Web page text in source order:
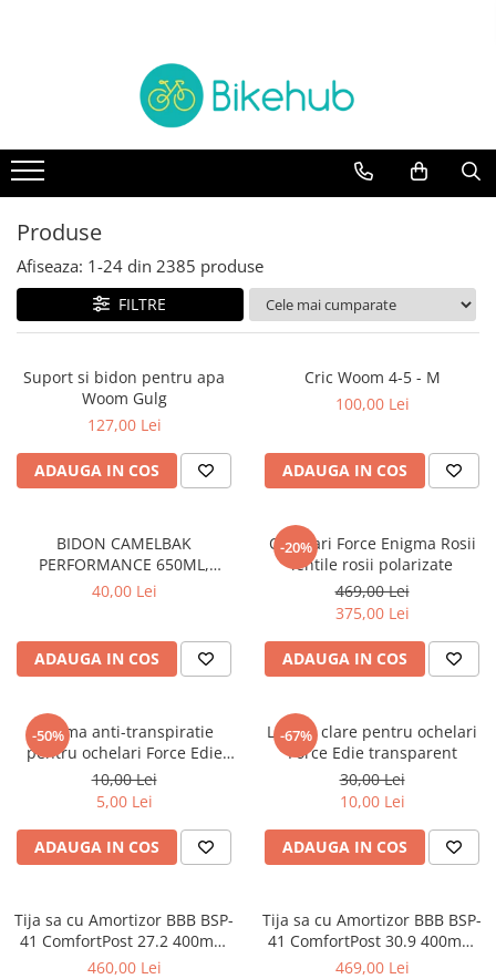
MOUNTAIN BIKE
Oras si Fitness
BICICLETE COPII
Pliabile
manete schimbatore & frane
CABLURI & CAMASI
Cadre si Urechi cadru
Rulmenti
Protectii cadru
Angrenaje
Anvelope & accesorii
Butuci pedalieri
Cuvete
Ghidoane & accesorii
Pinioane
Roti & accesorii
Schimbatoare
Tije Sa
Trainere
Antifurturi
Bidoane & Suporturi
Ciclocomputere/GPS
Cricuri si accesorii
Genti & Borsete
Lumini
Mansoane & Ghidoline
Pedale
Roti ajutatoare
Scaune copii
Sonerii
Suporturi & Standuri
Cotiere & Genunchiere
Incalzitoare
Casti
Caciuli, sepci & bandane
Jachete
Manusi
Ochelari
Pantofi
Sosete
Produse
Afiseaza: 1-24 din 2385 produse
FILTRE
Suport si bidon pentru apa
Woom Gulg
127,00 Lei
ADAUGA IN COS
Cric Woom 4-5 - M
100,00 Lei
ADAUGA IN COS
BIDON CAMELBAK
PERFORMANCE 650ML,
HANDS FREE CLEAR (16)
40,00 Lei
ADAUGA IN COS
-20%
Ochelari Force Enigma Rosii
lentile rosii polarizate
469,00 Lei
375,00 Lei
ADAUGA IN COS
-50%
Spuma anti-transpiratie
pentru ochelari Force Edie
negru
10,00 Lei
5,00 Lei
ADAUGA IN COS
-67%
Lentile clare pentru ochelari
Force Edie transparent
30,00 Lei
10,00 Lei
ADAUGA IN COS
Tija sa cu Amortizor BBB BSP-
41 ComfortPost 27.2 400mm
negru
460,00 Lei
Tija sa cu Amortizor BBB BSP-
41 ComfortPost 30.9 400mm
negru
469,00 Lei